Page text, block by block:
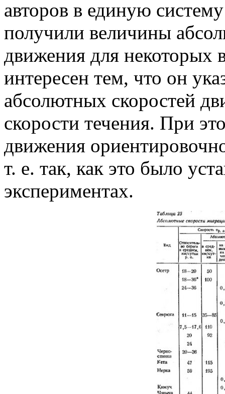
авторов в единую
получили величины
движения для некоторых
интересен тем, что он
абсолютных скоростей
скорости течения. При
движения
т. е. так, как это было
экспериментах.